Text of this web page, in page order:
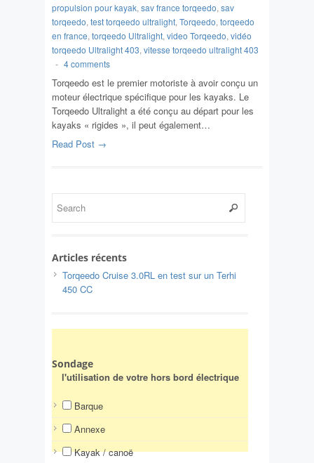
propulsion pour kayak, sav france torqeedo, sav
torqeedo, test torqeedo ultralight, Torqeedo, torqeedo
en france, torqeedo Ultralight, video Torqeedo, vidéo
torqeedo Ultralight 403, vitesse torqeedo ultralight 403
- 4 comments
Torqeedo est le premier motoriste à avoir conçu un
moteur électrique spécifique pour les kayaks. Le
Torqeedo Ultralight a été conçu au départ pour les
kayaks « rigides », il peut également…
Read Post →
Articles récents
Torqeedo Cruise 3.0RL en test sur un Terhi
450 CC
Sondage
l'utilisation de votre hors bord électrique
Barque
Annexe
Kayak / canoë